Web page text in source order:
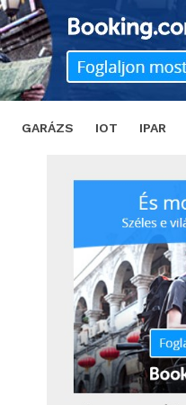
GARÁZS IOT IPAR